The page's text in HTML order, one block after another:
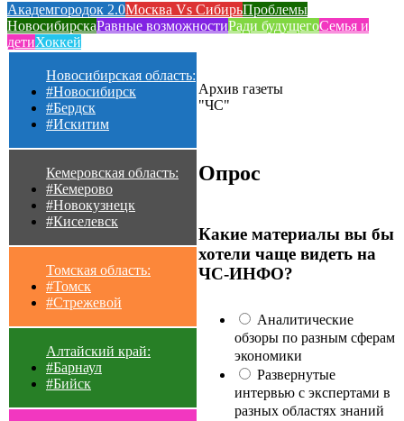
Академгородок 2.0Москва Vs СибирьПроблемы
НовосибирскаРавные возможностиРади будущегоСемья и
детиХоккей
Новосибирская область:
#Новосибирск
#Бердск
#Искитим
Кемеровская область:
#Кемерово
#Новокузнецк
#Киселевск
Томская область:
#Томск
#Стрежевой
Алтайский край:
#Барнаул
#Бийск
Архив газеты
"ЧС"
Опрос
Какие материалы вы бы
хотели чаще видеть на
ЧС-ИНФО?
Аналитические
обзоры по разным сферам
экономики
Развернутые
интервью с экспертами в
разных областях знаний